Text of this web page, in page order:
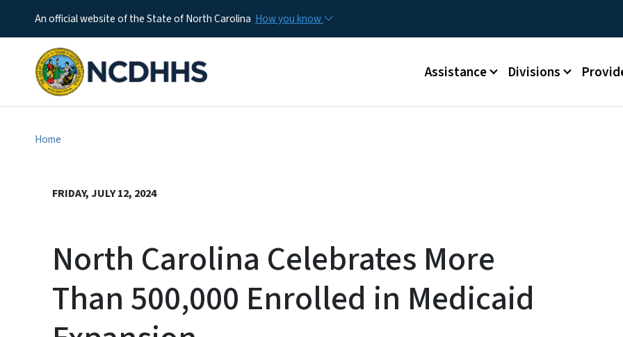
An official website of the State of North Carolina How you know
Main menu
Assistance Divisions
Home
FRIDAY, JULY 12, 2024
North Carolina Celebrates More
Than 500,000 Enrolled in Medicaid